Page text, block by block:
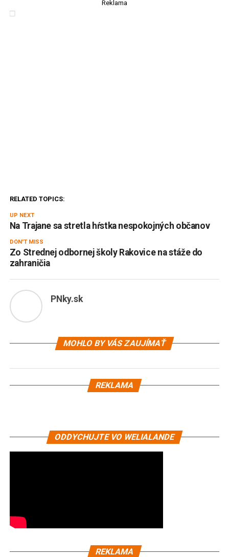
Reklama
RELATED TOPICS:
UP NEXT
Na Trajane sa stretla hŕstka nespokojných občanov
DON'T MISS
Zo Strednej odbornej školy Rakovice na stáže do
zahraničia
PNky.sk
MOHLO BY VÁS ZAUJÍMAŤ
REKLAMA
ODDYCHUJTE VO WELIALANDE
REKLAMA